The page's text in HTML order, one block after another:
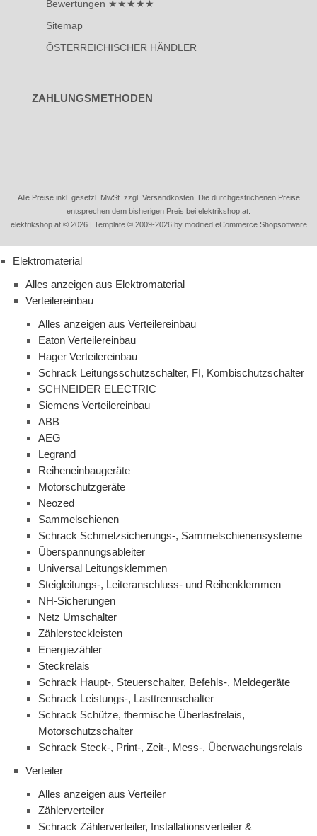
Bewertungen ★★★★★
Sitemap
ÖSTERREICHISCHER HÄNDLER
ZAHLUNGSMETHODEN
Alle Preise inkl. gesetzl. MwSt. zzgl. Versandkosten. Die durchgestrichenen Preise
entsprechen dem bisherigen Preis bei elektrikshop.at.
elektrikshop.at © 2026 | Template © 2009-2026 by modified eCommerce Shopsoftware
Elektromaterial
Alles anzeigen aus Elektromaterial
Verteilereinbau
Alles anzeigen aus Verteilereinbau
Eaton Verteilereinbau
Hager Verteilereinbau
Schrack Leitungsschutzschalter, FI, Kombischutzschalter
SCHNEIDER ELECTRIC
Siemens Verteilereinbau
ABB
AEG
Legrand
Reiheneinbaugeräte
Motorschutzgeräte
Neozed
Sammelschienen
Schrack Schmelzsicherungs-, Sammelschienensysteme
Überspannungsableiter
Universal Leitungsklemmen
Steigleitungs-, Leiteranschluss- und Reihenklemmen
NH-Sicherungen
Netz Umschalter
Zählersteckleisten
Energiezähler
Steckrelais
Schrack Haupt-, Steuerschalter, Befehls-, Meldegeräte
Schrack Leistungs-, Lasttrennschalter
Schrack Schütze, thermische Überlastrelais,
Motorschutzschalter
Schrack Steck-, Print-, Zeit-, Mess-, Überwachungsrelais
Verteiler
Alles anzeigen aus Verteiler
Zählerverteiler
Schrack Zählerverteiler, Installationsverteiler &